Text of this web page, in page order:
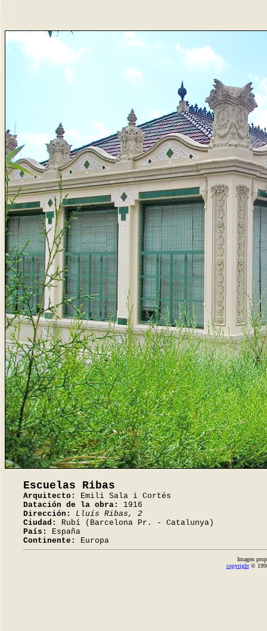
Escuelas Ribas
Arquitecto:
Emili Sala i Cortés
Datación de la obra:
1916
Dirección:
Lluís Ribas, 2
Ciudad:
Rubí (Barcelona Pr. - Catalunya)
País:
España
Continente:
Europa
Imagen
copyright©